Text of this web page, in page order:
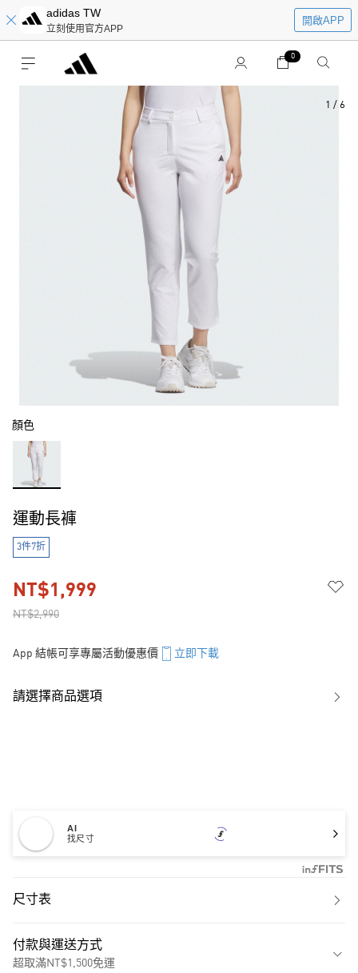
adidas TW
立刻使用官方APP
開啟APP
0
1 / 6
顏色
運動長褲
3件7折
NT$2,990
NT$1,999
App 結帳可享專屬活動優惠價 立即下載
請選擇商品選項
AI
找尺寸
尺寸表
付款與運送方式
超取滿NT$1,500免運